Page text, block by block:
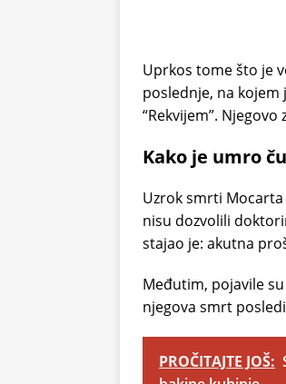
Uprkos tome što je
poslednje, na
“Rekvijem”.
Kako je umro
Uzrok smrti
nisu dozvolili
stajao je: akutna
Međutim, pojavile
njegova smrt
PROČITAJTE JOŠ: